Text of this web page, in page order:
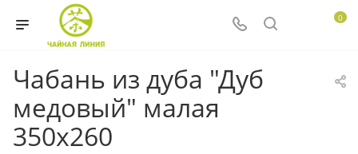
0
Чабань из дуба "Дуб
медовый" малая
350х260